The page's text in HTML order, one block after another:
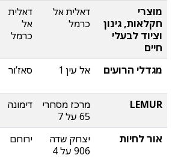
מוצרי
חקלאות, גינון
וציוד לבעלי
חיים
דאלית אל
כרמל
דאלית
אל
כרמל
מגדלי הרועים אל עין 1 סאז’ור
LEMUR
מרכז מסחרי
65 על 7
דימונה
אור לחיות
יצחק שדה
906 על 4
ירוחם